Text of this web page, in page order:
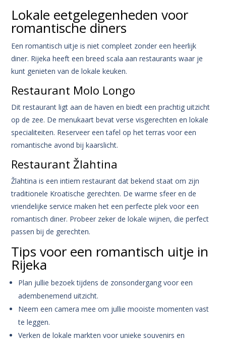
Lokale eetgelegenheden voor
romantische diners
Een romantisch uitje is niet compleet zonder een heerlijk
diner. Rijeka heeft een breed scala aan restaurants waar je
kunt genieten van de lokale keuken.
Restaurant Molo Longo
Dit restaurant ligt aan de haven en biedt een prachtig uitzicht
op de zee. De menukaart bevat verse visgerechten en lokale
specialiteiten. Reserveer een tafel op het terras voor een
romantische avond bij kaarslicht.
Restaurant Žlahtina
Žlahtina is een intiem restaurant dat bekend staat om zijn
traditionele Kroatische gerechten. De warme sfeer en de
vriendelijke service maken het een perfecte plek voor een
romantisch diner. Probeer zeker de lokale wijnen, die perfect
passen bij de gerechten.
Tips voor een romantisch uitje in
Rijeka
Plan jullie bezoek tijdens de zonsondergang voor een
adembenemend uitzicht.
Neem een camera mee om jullie mooiste momenten vast
te leggen.
Verken de lokale markten voor unieke souvenirs en